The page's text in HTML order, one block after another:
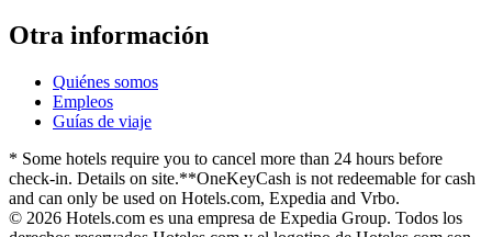
Otra información
Quiénes somos
Empleos
Guías de viaje
* Some hotels require you to cancel more than 24 hours before
check-in. Details on site.**OneKeyCash is not redeemable for cash
and can only be used on Hotels.com, Expedia and Vrbo.
© 2026 Hotels.com es una empresa de Expedia Group. Todos los